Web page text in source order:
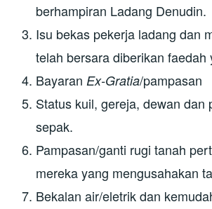
berhampiran Ladang Denudin.
Isu bekas pekerja ladang dan
telah bersara diberikan faedah
BayaranEx-Gratia/pampasan
Status kuil, gereja, dewan dan
sepak.
Pampasan/ganti rugi tanah
mereka yang mengusahakan
Bekalan air/eletrik dan